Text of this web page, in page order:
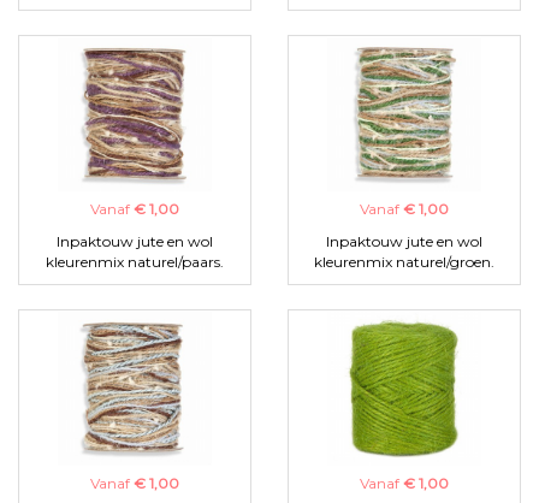
Vanaf € 1,00
Inpaktouw jute en wol
kleurenmix naturel/paars.
Vanaf € 1,00
Inpaktouw jute en wol
kleurenmix naturel/groen.
Vanaf € 1,00 Vanaf € 1,00